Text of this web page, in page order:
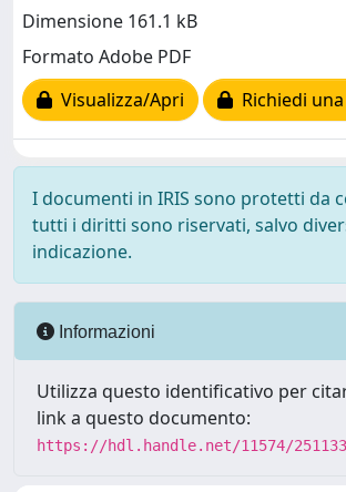
Dimensione 161.1 kB
Formato Adobe PDF
Visualizza/Apri
Richiedi
I documenti in IRIS sono protetti da
tutti i diritti sono riservati, salvo
indicazione.
Informazioni
Utilizza questo identificativo per
link a questo documento:
https://hdl.handle.net/11574/251133